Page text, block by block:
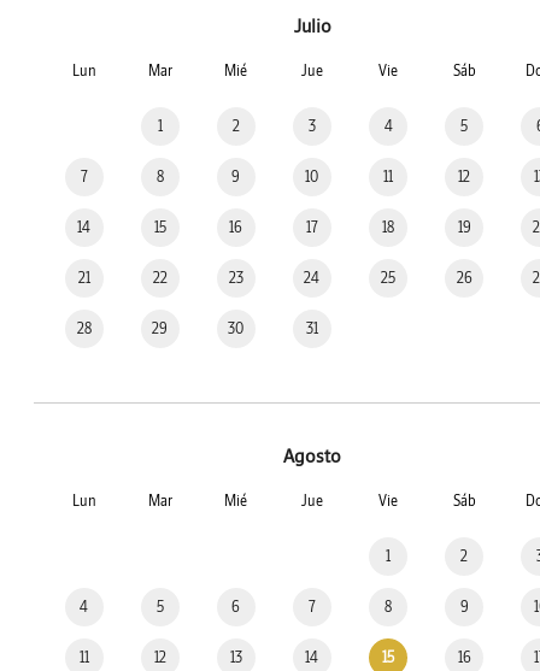
Julio
Lun Mar Mié Jue Vie Sáb
1 2 3 4 5
7 8 9 10 11 12
14 15 16 17 18 19
21 22 23 24 25 26
28 29 30 31
Agosto
Lun Mar Mié Jue Vie Sáb
1 2
4 5 6 7 8 9
11 12 13 14 15 16